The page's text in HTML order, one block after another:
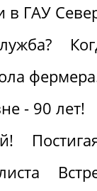
в ГАУ
- 90 лет!